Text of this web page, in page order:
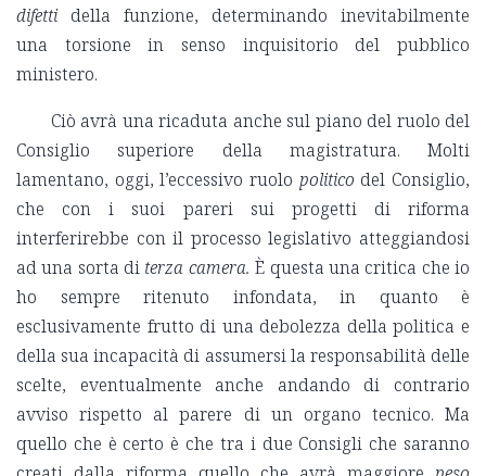
difetti della funzione, determinando inevitabilmente
una torsione in senso inquisitorio del pubblico
ministero.
Ciò avrà una ricaduta anche sul piano del ruolo del
Consiglio superiore della magistratura. Molti
lamentano, oggi, l’eccessivo ruolo politico del Consiglio,
che con i suoi pareri sui progetti di riforma
interferirebbe con il processo legislativo atteggiandosi
ad una sorta di terza camera.È questa una critica che io
ho sempre ritenuto infondata, in quanto è
esclusivamente frutto di una debolezza della politica e
della sua incapacità di assumersi la responsabilità delle
scelte, eventualmente anche andando di contrario
avviso rispetto al parere di un organo tecnico. Ma
quello che è certo è che tra i due Consigli che saranno